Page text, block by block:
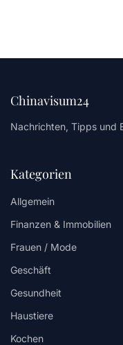
Chinavisum24
Nachrichten, Tipps und
Kategorien
Allgemein
Finanzen & Immobilien
Frauen / Mode
Geschäft
Gesundheit
Haustiere
Kochen